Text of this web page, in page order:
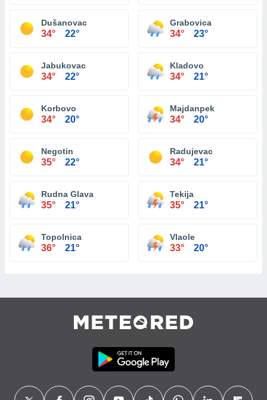
Dušanovac
34° 22°
Grabovica
34° 23°
Jabukovac
34° 22°
Kladovo
34° 21°
Korbovo
34° 20°
Majdanpek
34° 20°
Negotin
35° 22°
Radujevac
34° 21°
Rudna Glava
35° 21°
Tekija
35° 21°
Topolnica
36° 21°
Vlaole
33° 20°